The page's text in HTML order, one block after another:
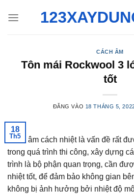
qua
CÁCH ÂM
Tôn mái Rockwool 3
tốt
ĐĂNG VÀO 18 THÁNG 5,
18
Th5
Cách âm cách nhiệt là vấn đề rất
trong quá trình thi công, xây dựng
trình là bộ phận quan trọng, cần
nhiệt tốt, để đảm bảo không gian
không bị ảnh hưởng bởi nhiệt độ